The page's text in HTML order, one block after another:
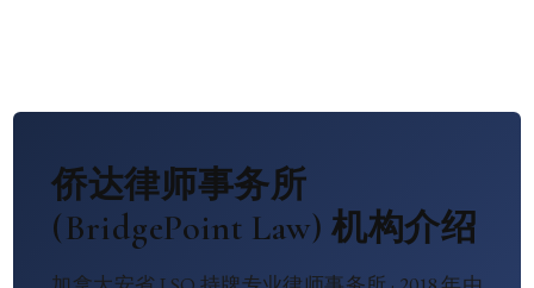
侨达律师事务所
(BridgePoint Law) 机构介绍